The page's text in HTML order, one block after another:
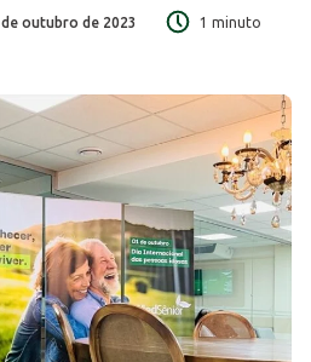
outubro de 2023 1 minuto